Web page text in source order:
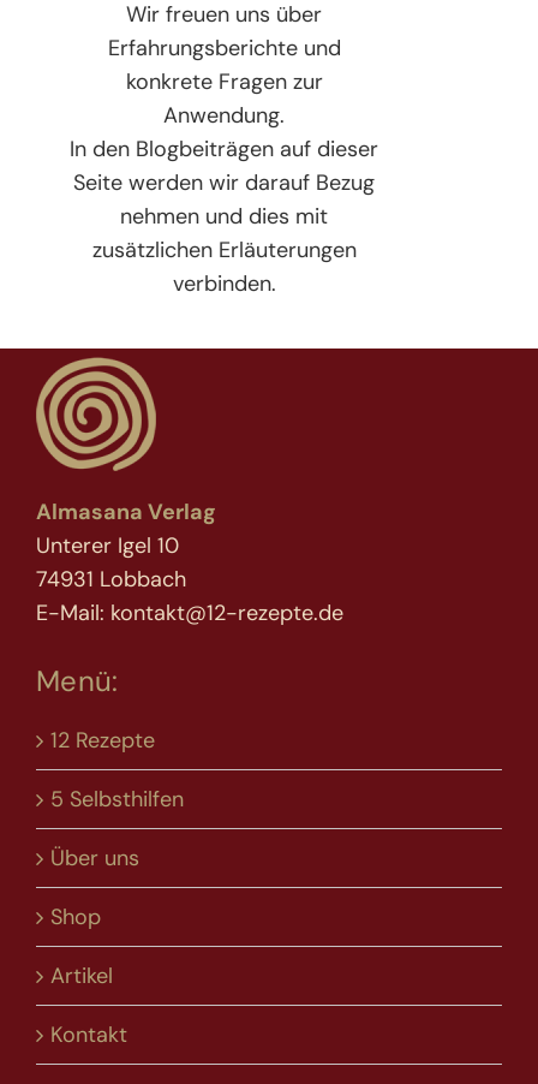
Wir freuen uns über
Erfahrungsberichte und
konkrete Fragen zur
Anwendung.
In den Blogbeiträgen auf dieser
Seite werden wir darauf Bezug
nehmen und dies mit
zusätzlichen Erläuterungen
verbinden.
Almasana Verlag
Unterer Igel 10
74931 Lobbach
E-Mail: kontakt@12-rezepte.de
Menü:
12 Rezepte
5 Selbsthilfen
Über uns
Shop
Artikel
Kontakt